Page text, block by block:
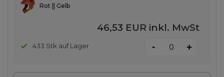
Rot || Gelb
46,53 EUR inkl. MwSt
433 Stk auf Lager - +